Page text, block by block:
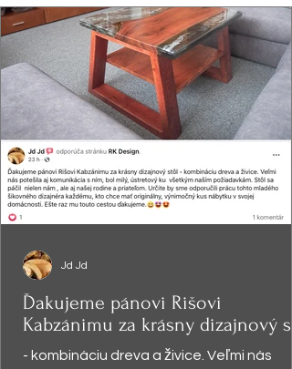
Ďakujeme pánovi Rišovi
Kabzánimu za krásny dizajnový
- kombináciu dreva a živice. Veľmi nás
Jd Jd